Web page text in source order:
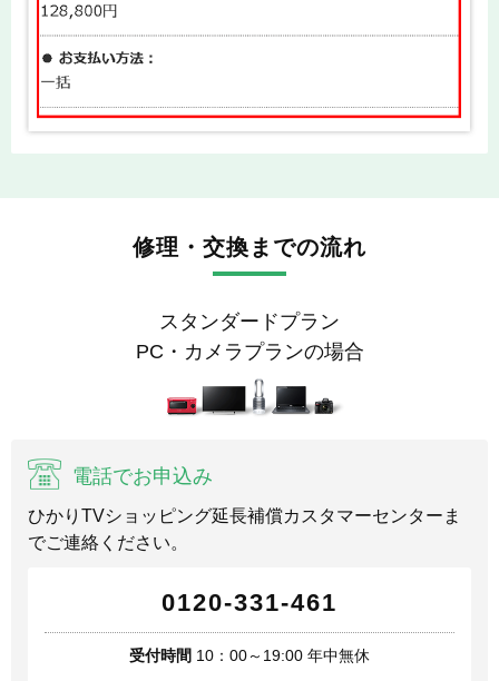
修理・交換までの流れ
スタンダードプラン
PC・カメラプランの場合
電話でお申込み
ひかりTVショッピング延長補償カスタマーセンターま
でご連絡ください。
0120-331-461
受付時間 10：00～19:00 年中無休